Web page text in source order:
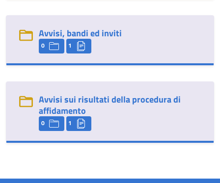
Avvisi, bandi ed inviti
0 1
Avvisi sui risultati della procedura di
affidamento
0 1